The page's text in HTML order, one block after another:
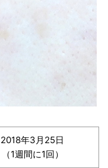
2018年3月25日
（1週間に1回）